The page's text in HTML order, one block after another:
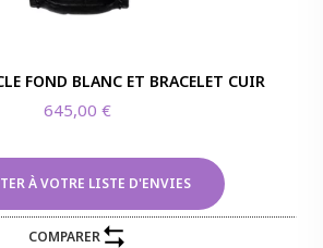
FOND BLANC ET BRACELET CUIR
645,00€
À VOTRE LISTE D'ENVIES
COMPARER